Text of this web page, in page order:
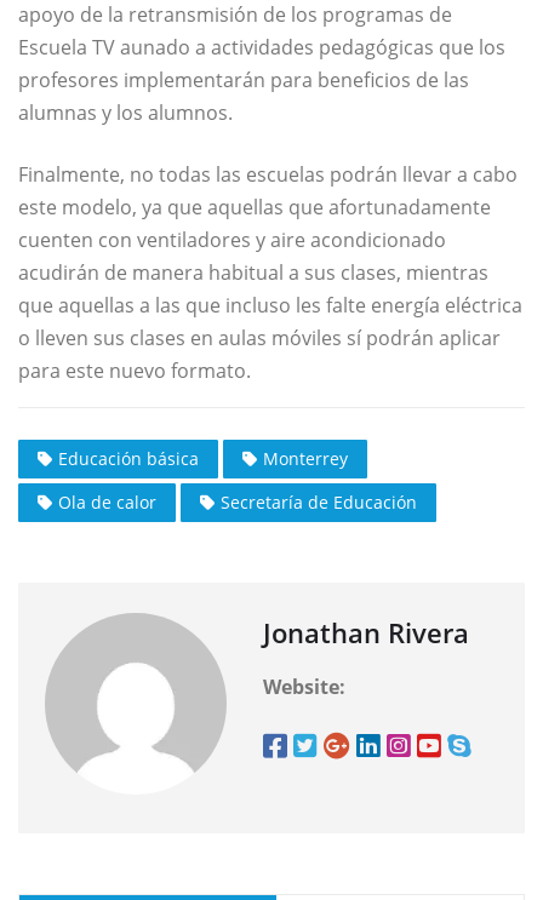
apoyo de la retransmisión de los programas de
Escuela TV aunado a actividades pedagógicas que los
profesores implementarán para beneficios de las
alumnas y los alumnos.
Finalmente, no todas las escuelas podrán llevar a cabo
este modelo, ya que aquellas que afortunadamente
cuenten con ventiladores y aire acondicionado
acudirán de manera habitual a sus clases, mientras
que aquellas a las que incluso les falte energía eléctrica
o lleven sus clases en aulas móviles sí podrán aplicar
para este nuevo formato.
Educación básica
Monterrey
Ola de calor
Secretaría de Educación
Jonathan Rivera
Website: